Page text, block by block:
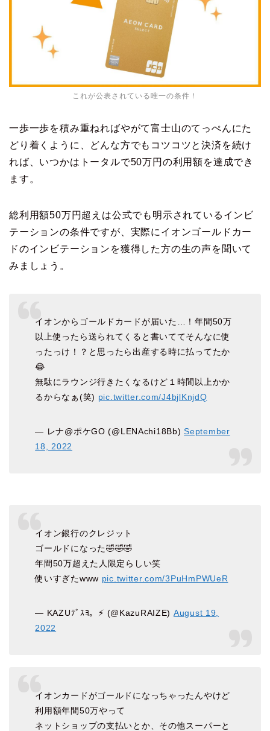
これが公表されている唯一の条件！
一歩一歩を積み重ねればやがて富士山のてっぺんにた
どり着くように、どんな方でもコツコツと決済を続け
れば、いつかはトータルで50万円の利用額を達成でき
ます。
総利用額50万円超えは公式でも明示されているインビ
テーションの条件ですが、実際にイオンゴールドカー
ドのインビテーションを獲得した方の生の声を聞いて
みましょう。
イオンからゴールドカードが届いた…！年間50万
以上使ったら送られてくると書いててそんなに使
ったっけ！？と思ったら出産する時に払ってたか
😂
無駄にラウンジ行きたくなるけど１時間以上かか
るからなぁ(笑) pic.twitter.com/J4bjlKnjdQ
— レナ@ポケGO (@LENAchi18Bb)September
18, 2022
イオン銀行のクレジット
ゴールドになった🤣🤣🤣
年間50万超えた人限定らしい笑
使いすぎたwww pic.twitter.com/3PuHmPWUeR
— KAZUﾃﾞｽﾖ。⚡️ (@KazuRAIZE) August 19,
2022
イオンカードがゴールドになっちゃったんやけど
利用額年間50万やって
ネットショップの支払いとか、その他スーパーと